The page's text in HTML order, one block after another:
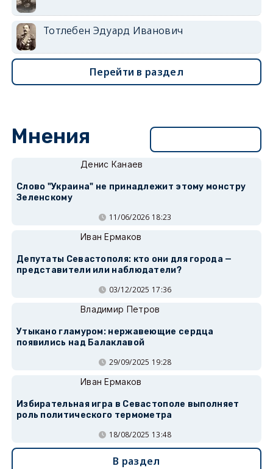
Тотлебен Эдуард Иванович
Перейти в раздел
Мнения
Денис Канаев
Слово "Украина" не принадлежит этому монстру
Зеленскому
11/06/2026 18:23
Иван Ермаков
Депутаты Севастополя: кто они для города —
представители или наблюдатели?
03/12/2025 17:36
Владимир Петров
Утыкано гламуром: нержавеющие сердца
появились над Балаклавой
29/09/2025 19:28
Иван Ермаков
Избирательная игра в Севастополе выполняет
роль политического термометра
18/08/2025 13:48
В раздел